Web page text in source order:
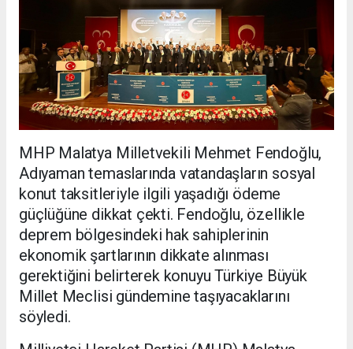
MHP Malatya Milletvekili Mehmet Fendoğlu,
Adıyaman temaslarında vatandaşların sosyal
konut taksitleriyle ilgili yaşadığı ödeme
güçlüğüne dikkat çekti. Fendoğlu, özellikle
deprem bölgesindeki hak sahiplerinin
ekonomik şartlarının dikkate alınması
gerektiğini belirterek konuyu Türkiye Büyük
Millet Meclisi gündemine taşıyacaklarını
söyledi.